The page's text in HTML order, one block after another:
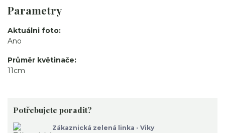
Parametry
Aktuálni foto
Ano
Průměr květinače
11cm
Potřebujete poradit?
Zákaznická zelená linka - Viky